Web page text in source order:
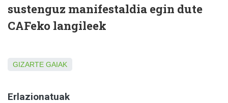
sustenguz manifestaldia egin dute
CAFeko langileek
GIZARTE GAIAK
Erlazionatuak